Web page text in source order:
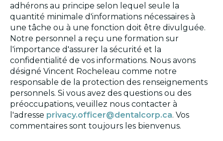
adhérons au principe selon lequel seule la
quantité minimale d'informations nécessaires à
une tâche ou à une fonction doit être divulguée.
Notre personnel a reçu une formation sur
l'importance d'assurer la sécurité et la
confidentialité de vos informations. Nous avons
désigné Vincent Rocheleau comme notre
responsable de la protection des renseignements
personnels. Si vous avez des questions ou des
préoccupations, veuillez nous contacter à
l'adresse privacy.officer@dentalcorp.ca. Vos
commentaires sont toujours les bienvenus.